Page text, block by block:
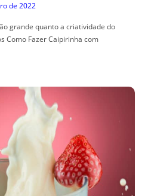
de 2022
grande quanto a criatividade do
Como Fazer Caipirinha com